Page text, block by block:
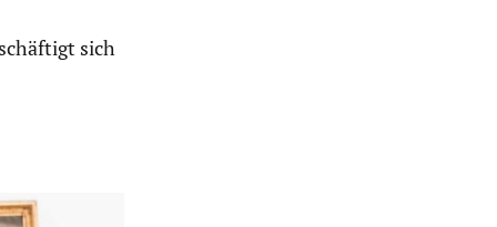
sich